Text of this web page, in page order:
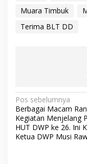
Muara Timbuk
Terima BLT DD
N
a
v
i
Pos sebelumnya
Berbagai Macam
Kegiatan Menjelang
HUT DWP ke 26. Ini
Ketua DWP Musi